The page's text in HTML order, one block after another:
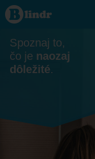
Zoznamka -
On hľadá ju
Jihomoravský
Spoznaj to,
čo je naozaj
dôležité.